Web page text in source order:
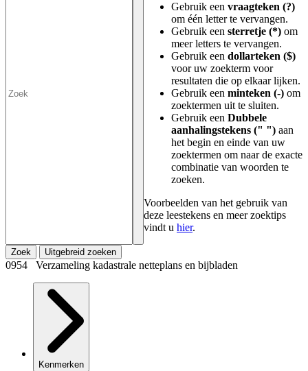
Gebruik een vraagteken (?)
om één letter te vervangen.
Gebruik een sterretje (*) om
meer letters te vervangen.
Gebruik een dollarteken ($)
voor uw zoekterm voor
resultaten die op elkaar lijken.
Gebruik een minteken (-) om
zoektermen uit te sluiten.
Gebruik een Dubbele
aanhalingstekens (" ") aan
het begin en einde van uw
zoektermen om naar de exacte
combinatie van woorden te
zoeken.
Voorbeelden van het gebruik van
deze leestekens en meer zoektips
vindt u hier.
Zoek Uitgebreid zoeken
0954 Verzameling kadastrale netteplans en bijbladen
Kenmerken